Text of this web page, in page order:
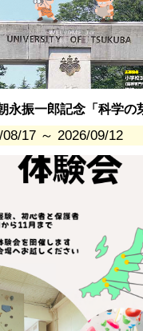
永振一郎記念「科学の
08/17 ～ 2026/09/12